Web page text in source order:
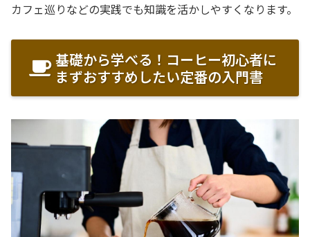
カフェ巡りなどの実践でも知識を活かしやすくなります。
基礎から学べる！コーヒー初心者に
まずおすすめしたい定番の入門書